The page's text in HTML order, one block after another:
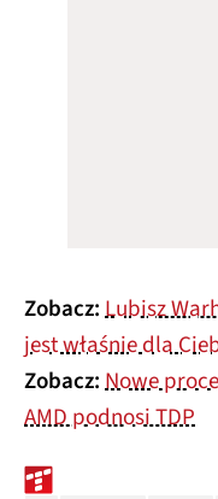
Zobacz:Lubisz
jest właśnie dla
Zobacz:Nowe
AMD podnosi TDP